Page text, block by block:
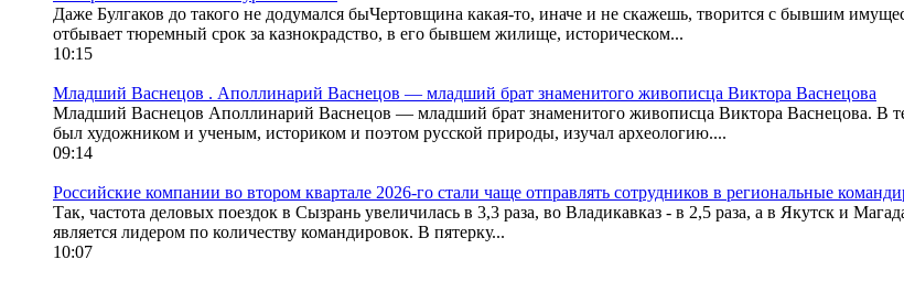
Даже Булгаков до такого не додумался быЧертовщина какая-то, иначе и не скажешь, творится с бывшим
отбывает тюремный срок за казнокрадство, в его бывшем жилище, историческом...
10:15
Младший Васнецов . Аполлинарий Васнецов — младший брат знаменитого живописца Виктора Васнецова
Младший Васнецов Аполлинарий Васнецов — младший брат знаменитого живописца Виктора Васнецова. В
был художником и ученым, историком и поэтом русской природы, изучал археологию....
09:14
Российские компании во втором квартале 2026-го стали чаще отправлять сотрудников в региональные
Так, частота деловых поездок в Сызрань увеличилась в 3,3 раза, во Владикавказ - в 2,5 раза, а в Якутск и
является лидером по количеству командировок. В пятерку...
10:07